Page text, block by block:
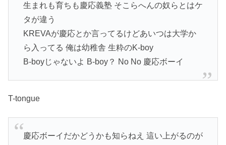
生まれも育ちも慶応義塾 そこらへんの奴らとはケ
タが違う
KREVAが慶応とか言ってるけどあいつは大学か
ら入ってる 俺は幼稚舎 生粋のK-boy
B-boyじゃないよ B-boy？ No No 慶応ボーイ
T-tongue
慶応ボーイだかどうかも知らねえ 這い上がるのが